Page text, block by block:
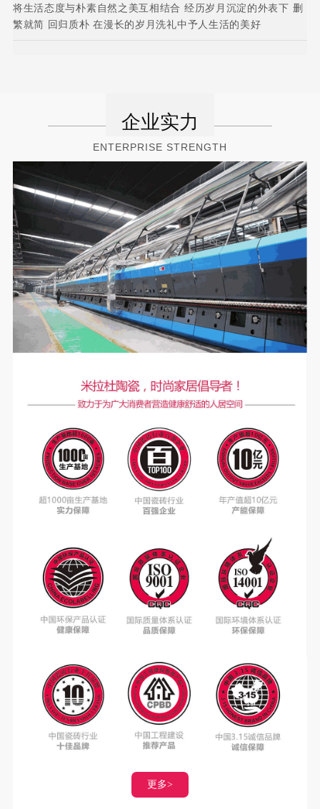
将生活态度与朴素自然之美互相结合 经历岁月沉淀的外表下 删
繁就简 回归质朴 在漫长的岁月洗礼中予人生活的美好
通体大理石
大视野成就大未来
750x1500 MAX大板 用纯粹简单的几何设计 融合艺术空间的铺
贴法则 3米层高和1.5米砖高比例 与砖体本身的比例 完美契合
企业实力
ENTERPRISE STRENGTH
更多>